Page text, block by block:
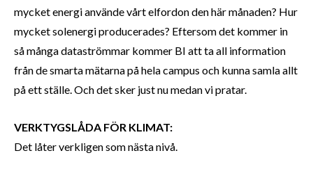
mycket energi använde vårt elfordon den här månaden? Hur
mycket solenergi producerades? Eftersom det kommer in
så många dataströmmar kommer BI att ta all information
från de smarta mätarna på hela campus och kunna samla allt
på ett ställe. Och det sker just nu medan vi pratar.
VERKTYGSLÅDA FÖR KLIMAT:
Det låter verkligen som nästa nivå.